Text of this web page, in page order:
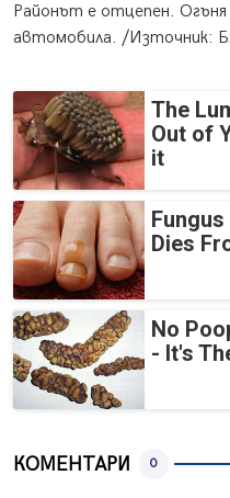
Районът е отцепен.
автомобила. /Източник:
The
Out of
it
Dies
No
- It's
КОМЕНТАРИ 0